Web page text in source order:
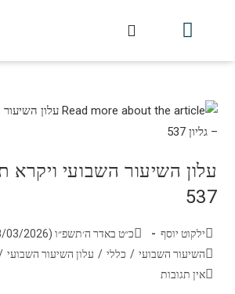
עלון השיעור השבועי ויקרא
537
ילקוט יוסף
כ״ט באדר ה׳תשפ״ו (18/03/2026)
השיעור השבועי / כללי / עלון השיעור השבועי
אין תגובות